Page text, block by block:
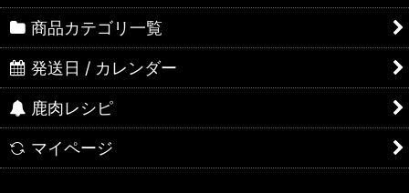
商品カテゴリ一覧
発送日 / カレンダー
鹿肉レシピ
マイページ